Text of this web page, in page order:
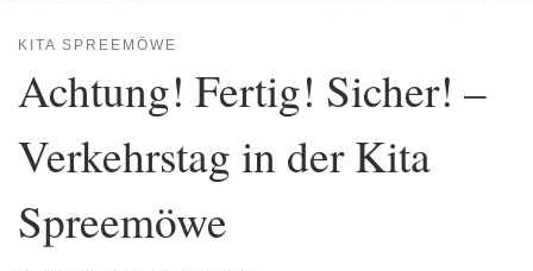
KITA SPREEMÖWE
Achtung! Fertig! Sicher! –
Verkehrstag in der Kita
Spreemöwe